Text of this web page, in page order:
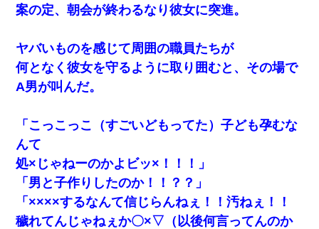
せて下さい」と言い出してド修羅場になった
【悲報】お風呂で父親と姉が完全に行為してるんだが...
葉を受けた
何年か前に妹は離婚している。当時生まれた姪が義弟の子
じゃなかったため妹有責での離婚になり…
ワイアラサー主婦、昨晩久しぶりに夫と致した結果ｗｗｗ
ｗｗ
案の定、朝会が終わるなり彼女に突進。
ヤバいものを感じて周囲の職員たちが
何となく彼女を守るように取り囲むと、その場で
A男が叫んだ。
「こっこっこ（すごいどもってた）子ども孕むな
んて
処×じゃねーのかよビッ×！！！」
「男と子作りしたのか！！？？」
「××××するなんて信じらんねぇ！！汚ねぇ！！
穢れてんじゃねぇか〇×▽（以後何言ってんのか